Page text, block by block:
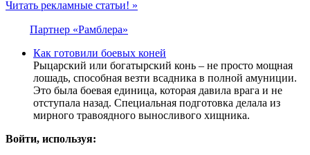
Читать рекламные статьи! »
Партнер «Рамблера»
Как готовили боевых коней
Рыцарский или богатырский конь – не просто мощная
лошадь, способная везти всадника в полной амуниции.
Это была боевая единица, которая давила врага и не
отступала назад. Специальная подготовка делала из
мирного травоядного выносливого хищника.
Войти, используя: